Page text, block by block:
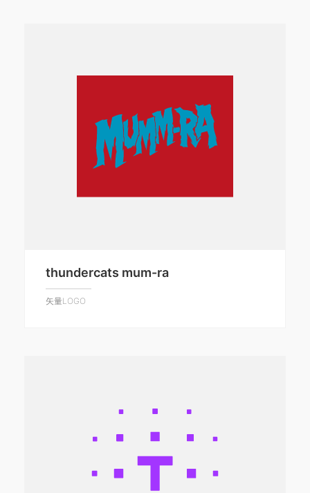
thundercats mum-ra
矢量LOGO